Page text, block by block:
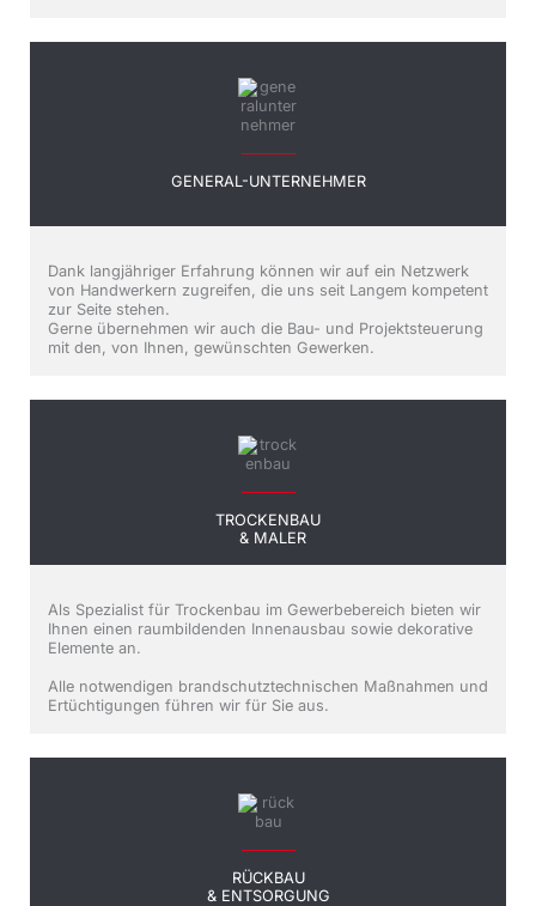
GENERAL-UNTERNEHMER
Dank langjähriger Erfahrung können wir auf ein Netzwerk
von Handwerkern zugreifen, die uns seit Langem kompetent
zur Seite stehen.
Gerne übernehmen wir auch die Bau- und Projektsteuerung
mit den, von Ihnen, gewünschten Gewerken.
TROCKENBAU
& MALER
Als Spezialist für Trockenbau im Gewerbebereich bieten wir
Ihnen einen raumbildenden Innenausbau sowie dekorative
Elemente an.
Alle notwendigen brandschutztechnischen Maßnahmen und
Ertüchtigungen führen wir für Sie aus.
RÜCKBAU
& ENTSORGUNG